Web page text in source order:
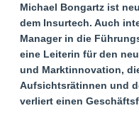
Michael Bongartz ist
dem Insurtech. Auch
Manager in die
eine Leiterin für den
und Marktinnovation,
Aufsichtsrätinnen und
verliert einen